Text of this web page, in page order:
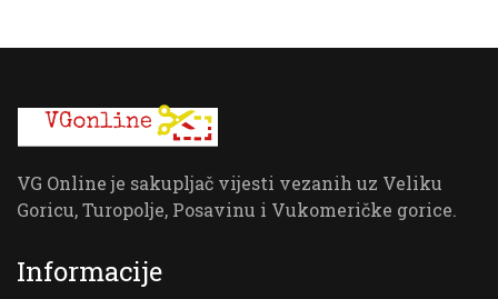
VG Online je sakupljač vijesti vezanih uz Veliku
Goricu, Turopolje, Posavinu i Vukomeričke gorice.
Informacije